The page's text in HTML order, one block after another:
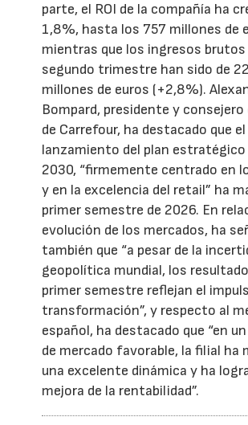
parte, el ROI de la compañía ha
1,8%, hasta los 757 millones de
mientras que los ingresos brutos
segundo trimestre han sido de
millones de euros (+2,8%).
Bompard, presidente y consejero
de Carrefour, ha destacado que el
lanzamiento del plan
2030, “firmemente centrado en
y en la excelencia del retail” ha
primer semestre de 2026. En
evolución de los mercados, ha
también que “a pesar de la
geopolítica mundial, los
primer semestre reflejan el
transformación”, y respecto al
español, ha destacado que “en
de mercado favorable, la filial ha
una excelente dinámica y ha
mejora de la rentabilidad”.